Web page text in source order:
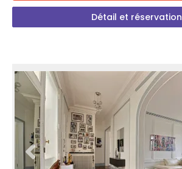
Détail et réservation